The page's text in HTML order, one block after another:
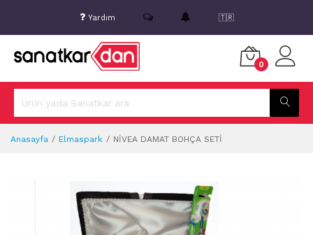
Yardım 🇹🇷
0
Anasayfa Elmaspark NİVEA DAMAT BOHÇA SETİ